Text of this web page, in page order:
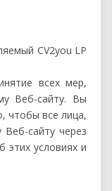
CV2you LP
всех мер,
Веб-сайту. Вы
чтобы все лица,
сайту через
этих условиях и